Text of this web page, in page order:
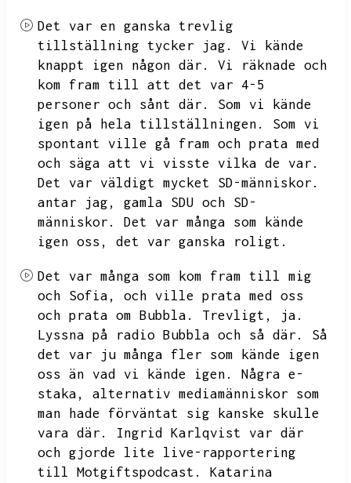
Det var en ganska trevlig
tillställning tycker jag.
Vi kände
knappt igen någon där.
Vi räknade och
kom fram till att det var 4-5
personer och sånt där.
Som vi kände
igen på hela tillställningen.
Som vi
spontant ville gå fram och prata med
och säga att vi visste vilka de var.
Det var väldigt mycket SD-människor.
antar jag,
gamla SDU och SD-
människor.
Det var många som kände
igen oss,
det var ganska roligt.
Det var många som kom fram till mig
och Sofia,
och ville prata med oss
och prata om Bubbla.
Trevligt,
ja.
Lyssna på radio Bubbla och så där.
Så
det var ju många fler som kände igen
oss än vad vi kände igen.
Några e-
staka,
alternativ mediamänniskor som
man hade förväntat sig kanske skulle
vara där.
Ingrid Karlqvist var där
och gjorde lite live-rapportering
till Motgiftspodcast.
Katarina